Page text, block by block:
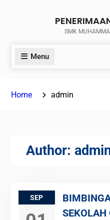
SMK
Menu
Home admin
Author:
SEP
SEKOLAH